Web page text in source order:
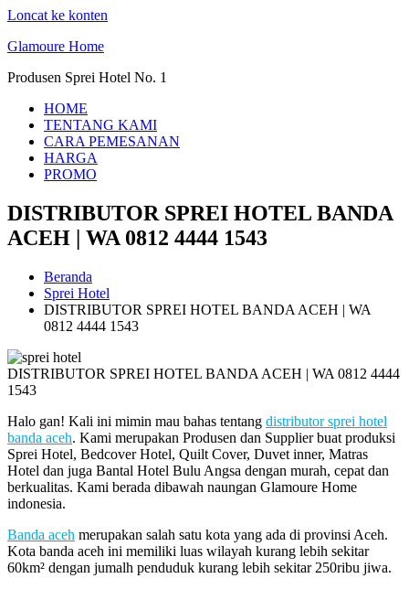
Loncat ke konten
Glamoure Home
Produsen Sprei Hotel No. 1
HOME
TENTANG KAMI
CARA PEMESANAN
HARGA
PROMO
DISTRIBUTOR SPREI HOTEL BANDA
ACEH | WA 0812 4444 1543
Beranda
Sprei Hotel
DISTRIBUTOR SPREI HOTEL BANDA ACEH | WA
0812 4444 1543
DISTRIBUTOR SPREI HOTEL BANDA ACEH | WA 0812 4444
1543
Halo gan! Kali ini mimin mau bahas tentang distributor sprei hotel
banda aceh. Kami merupakan Produsen dan Supplier buat produksi
Sprei Hotel, Bedcover Hotel, Quilt Cover, Duvet inner, Matras
Hotel dan juga Bantal Hotel Bulu Angsa dengan murah, cepat dan
berkualitas. Kami berada dibawah naungan Glamoure Home
indonesia.
Banda aceh merupakan salah satu kota yang ada di provinsi Aceh.
Kota banda aceh ini memiliki luas wilayah kurang lebih sekitar
60km² dengan jumalh penduduk kurang lebih sekitar 250ribu jiwa.